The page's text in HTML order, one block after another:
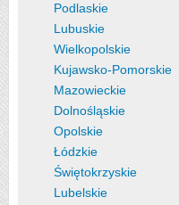
Podlaskie
Lubuskie
Wielkopolskie
Kujawsko-Pomorskie
Mazowieckie
Dolnośląskie
Opolskie
Łódzkie
Świętokrzyskie
Lubelskie